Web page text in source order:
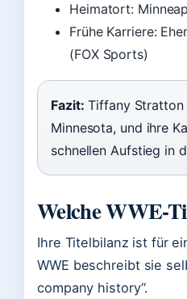
Heimatort:
Frühe Karriere:
(FOX Sports)
Fazit: Tiffany Stratton
Minnesota, und ihre
schnellen Aufstieg in
Welche WWE-
Ihre Titelbilanz ist für
WWE beschreibt sie
company history“.